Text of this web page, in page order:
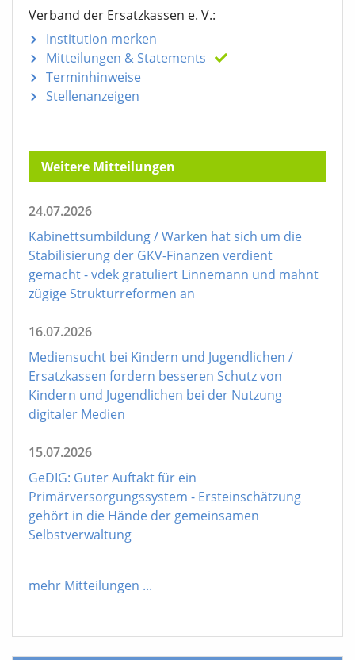
Verband der Ersatzkassen e. V.:
Institution merken
Mitteilungen & Statements
Terminhinweise
Stellenanzeigen
Weitere Mitteilungen
24.07.2026
Kabinettsumbildung / Warken hat sich um die
Stabilisierung der GKV-Finanzen verdient
gemacht - vdek gratuliert Linnemann und mahnt
zügige Strukturreformen an
16.07.2026
Mediensucht bei Kindern und Jugendlichen /
Ersatzkassen fordern besseren Schutz von
Kindern und Jugendlichen bei der Nutzung
digitaler Medien
15.07.2026
GeDIG: Guter Auftakt für ein
Primärversorgungssystem - Ersteinschätzung
gehört in die Hände der gemeinsamen
Selbstverwaltung
mehr Mitteilungen ...